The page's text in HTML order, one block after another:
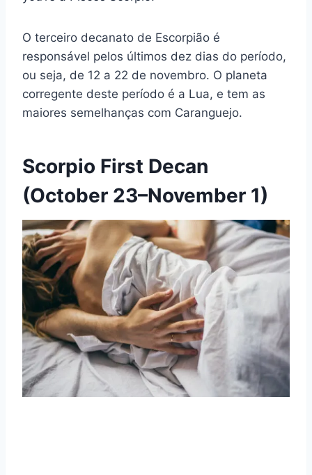
O terceiro decanato de Escorpião é
responsável pelos últimos dez dias do período,
ou seja, de 12 a 22 de novembro. O planeta
corregente deste período é a Lua, e tem as
maiores semelhanças com Caranguejo.
Scorpio First Decan
(October 23–November 1)